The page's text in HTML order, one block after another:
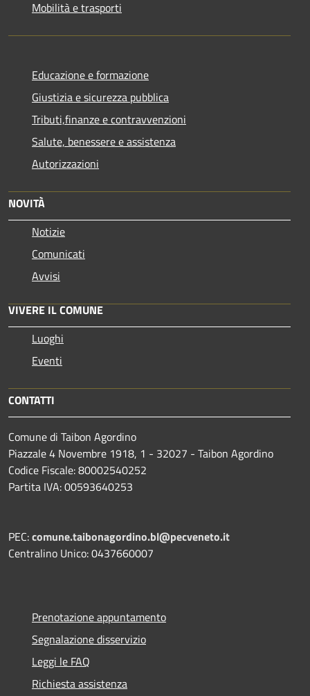
Mobilità e trasporti
Educazione e formazione
Giustizia e sicurezza pubblica
Tributi,finanze e contravvenzioni
Salute, benessere e assistenza
Autorizzazioni
NOVITÀ
Notizie
Comunicati
Avvisi
VIVERE IL COMUNE
Luoghi
Eventi
CONTATTI
Comune di Taibon Agordino
Piazzale 4 Novembre 1918, 1 - 32027 - Taibon Agordino
Codice Fiscale: 80002540252
Partita IVA: 00593640253
PEC:comune.taibonagordino.bl@pecveneto.it
Centralino Unico: 0437660007
Prenotazione appuntamento
Segnalazione disservizio
Leggi le FAQ
Richiesta assistenza